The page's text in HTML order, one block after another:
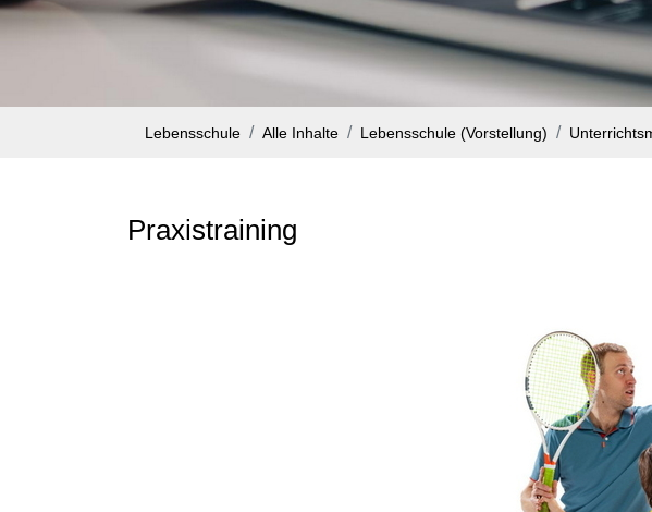
Lebensschule Alle Inhalte Lebensschule (Vorstellung)
Praxistraining